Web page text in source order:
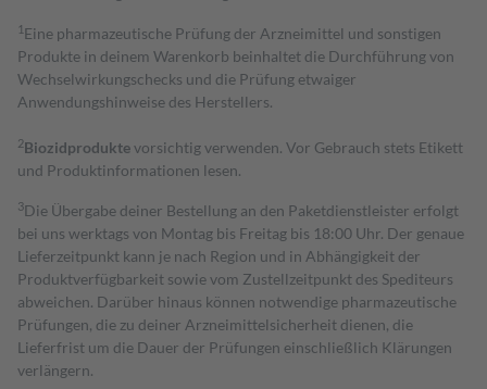
1 Eine pharmazeutische Prüfung der Arzneimittel und sonstigen
Produkte in deinem Warenkorb beinhaltet die Durchführung von
Wechselwirkungschecks und die Prüfung etwaiger
Anwendungshinweise des Herstellers.
2Biozidproduktevorsichtig verwenden. Vor Gebrauch stets Etikett
und Produktinformationen lesen.
3Die Übergabe deiner Bestellung an den Paketdienstleister erfolgt
bei uns werktags von Montag bis Freitag bis 18:00 Uhr. Der genaue
Lieferzeitpunkt kann je nach Region und in Abhängigkeit der
Produktverfügbarkeit sowie vom Zustellzeitpunkt des Spediteurs
abweichen. Darüber hinaus können notwendige pharmazeutische
Prüfungen, die zu deiner Arzneimittelsicherheit dienen, die
Lieferfrist um die Dauer der Prüfungen einschließlich Klärungen
verlängern.